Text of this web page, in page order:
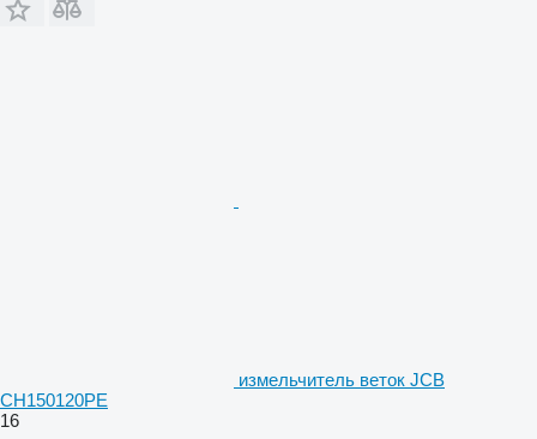
измельчитель веток JCB
CH150120PE
16